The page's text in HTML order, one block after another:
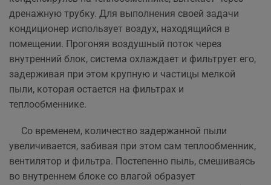
дренажную трубку. Для выполнения своей задачи
кондиционер использует воздух, находящийся в
помещении. Прогоняя воздушный поток через
внутренний блок, система охлаждает и фильтрует его,
задерживая при этом крупную и частицы мелкой
пыли, которая остается на фильтрах и
теплообменнике.
Со временем, количество задержанной пыли
увеличивается, забивая при этом сам теплообменник,
вентилятор и фильтра. Постепенно пыль, смешиваясь
во внутреннем блоке со влагой образует